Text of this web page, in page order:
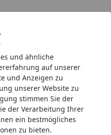
und ähnliche
auf unserer
und Anzeigen zu
unserer Website zu
stimmen Sie der
der Verarbeitung Ihrer
ein bestmögliches
zu bieten.
Hotline
& Pool-
bis 468,99€)